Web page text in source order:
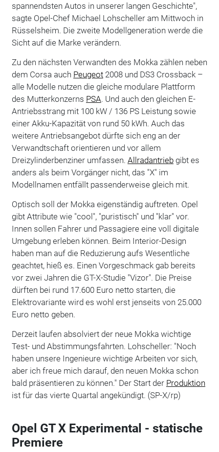
spannendsten Autos in unserer langen Geschichte",
sagte Opel-Chef Michael Lohscheller am Mittwoch in
Rüsselsheim. Die zweite Modellgeneration werde die
Sicht auf die Marke verändern.
Zu den nächsten Verwandten des Mokka zählen neben
dem Corsa auch Peugeot2008 und DS3 Crossback –
alle Modelle nutzen die gleiche modulare Plattform
des Mutterkonzerns PSA. Und auch den gleichen E-
Antriebsstrang mit 100 kW / 136 PS Leistung sowie
einer Akku-Kapazität von rund 50 kWh. Auch das
weitere Antriebsangebot dürfte sich eng an der
Verwandtschaft orientieren und vor allem
Dreizylinderbenziner umfassen. Allradantriebgibt es
anders als beim Vorgänger nicht, das "X" im
Modellnamen entfällt passenderweise gleich mit.
Optisch soll der Mokka eigenständig auftreten. Opel
gibt Attribute wie "cool", "puristisch" und "klar" vor.
Innen sollen Fahrer und Passagiere eine voll digitale
Umgebung erleben können. Beim Interior-Design
haben man auf die Reduzierung aufs Wesentliche
geachtet, hieß es. Einen Vorgeschmack gab bereits
vor zwei Jahren die GT-X-Studie "Vizor". Die Preise
dürften bei rund 17.600 Euro netto starten, die
Elektrovariante wird es wohl erst jenseits von 25.000
Euro netto geben.
Derzeit laufen absolviert der neue Mokka wichtige
Test- und Abstimmungsfahrten. Lohscheller: "Noch
haben unsere Ingenieure wichtige Arbeiten vor sich,
aber ich freue mich darauf, den neuen Mokka schon
bald präsentieren zu können." Der Start der Produktion
ist für das vierte Quartal angekündigt. (SP-X/rp)
Opel GT X Experimental - statische
Premiere